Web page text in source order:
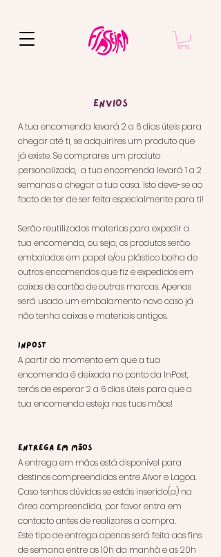
Envios
A tua encomenda levará 2 a 6 dias úteis para
chegar até ti, se adquirires um produto que
já existe. Se comprares um produto
personalizado, a tua encomenda levará 1 a 2
semanas a chegar a tua casa. Isto deve-se ao
facto de ter de ser feita especialmente para ti!
Serão reutilizados materias para expedir a
tua encomenda, ou seja, os produtos serão
embalados em papel e/ou plástico bolha de
outras encomendas que fiz e expedidos em
caixas de cartão de outras marcas. Apenas
será usado um embalamento novo caso já
não tenha caixas e materiais antigos.
InPost
A partir do momento em que a tua
encomenda é deixada no ponto da InPost,
terás de esperar 2 a 6 dias úteis para que a
tua encomenda esteja nas tuas mãos!
Entrega em mãos
A entrega em mãos está disponível para
destinos compreendidos entre Alvor e Lagoa.
Caso tenhas dúvidas se estás inserido(a) na
área compreendida, por favor entra em
contacto antes de realizares a compra.
Este tipo de entrega apenas será feita aos fins
de semana entre as 10h da manhã e as 20h